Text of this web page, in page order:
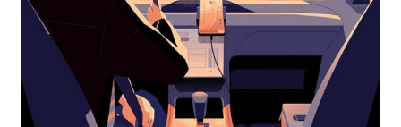
în
jos.
Închide
calendarul
apăsând
pe
butonul
Escape.